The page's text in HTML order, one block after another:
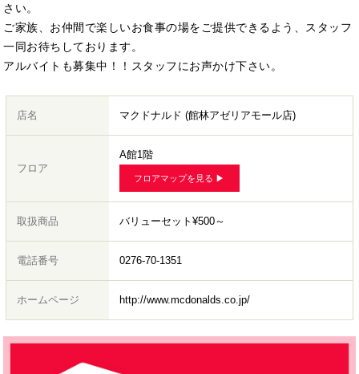
さい。
ご家族、お仲間で楽しいお食事の場をご提供できるよう、スタッフ
一同お待ちしております。
アルバイトも募集中！！スタッフにお声かけ下さい。
店名 マクドナルド (館林アゼリアモール店)
フロア
A館1階
フロアマップを見る ▶︎
取扱商品 バリューセット¥500～
電話番号 0276-70-1351
ホームページ http://www.mcdonalds.co.jp/